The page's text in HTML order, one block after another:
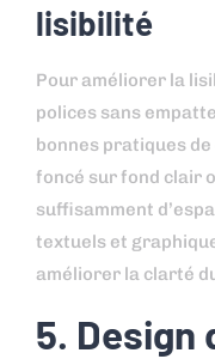
lisibilité
Pour améliorer la
polices sans
bonnes pratiques
foncé sur fond clair
suffisamment
textuels et
améliorer la clarté
5. Design